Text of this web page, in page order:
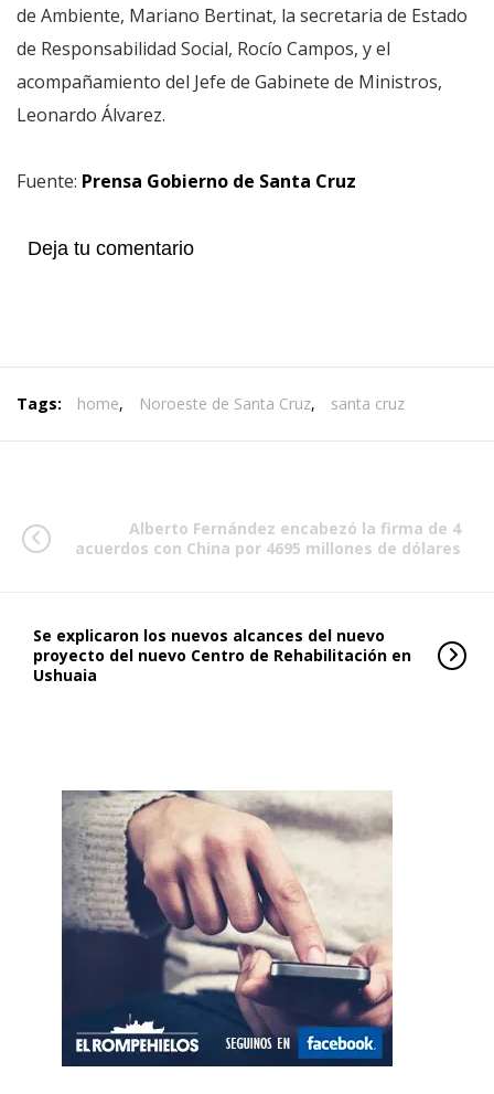
de Ambiente, Mariano Bertinat, la secretaria de Estado
de Responsabilidad Social, Rocío Campos, y el
acompañamiento del Jefe de Gabinete de Ministros,
Leonardo Álvarez.
Fuente: Prensa Gobierno de Santa Cruz
Deja tu comentario
Tags: home, Noroeste de Santa Cruz, santa cruz
Alberto Fernández encabezó la firma de 4
acuerdos con China por 4695 millones de dólares
Se explicaron los nuevos alcances del nuevo
proyecto del nuevo Centro de Rehabilitación en
Ushuaia